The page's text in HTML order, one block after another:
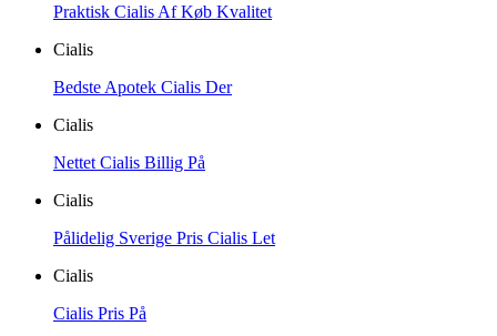
Praktisk Cialis Af Køb Kvalitet
Cialis
Bedste Apotek Cialis Der
Cialis
Nettet Cialis Billig På
Cialis
Pålidelig Sverige Pris Cialis Let
Cialis
Cialis Pris På